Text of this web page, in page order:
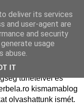
főorvos, 50 éves
tüneteivel és
kismamablog
olvashattunk ismét.
deliver its services
and user-agent are
and security
usage
abuse.
IT